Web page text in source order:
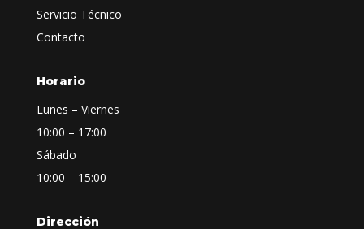
Servicio Técnico
Contacto
Horario
Lunes – Viernes
10:00 – 17:00
Sábado
10:00 – 15:00
Dirección